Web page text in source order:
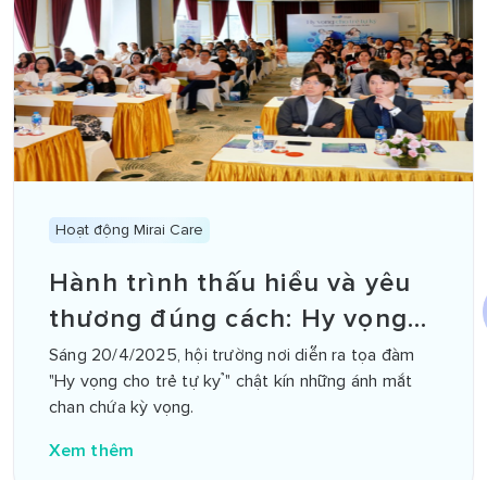
Hoạt động Mirai Care
Hành trình thấu hiểu và yêu
thương đúng cách: Hy vọng
mới cho trẻ tự kỷ
Sáng 20/4/2025, hội trường nơi diễn ra tọa đàm
"Hy vọng cho trẻ tự kỷ" chật kín những ánh mắt
chan chứa kỳ vọng.
Xem thêm